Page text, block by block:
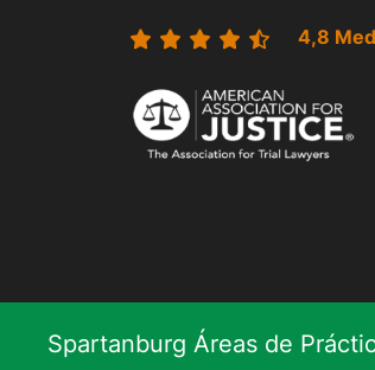
4,8
Spartanburg Áreas de